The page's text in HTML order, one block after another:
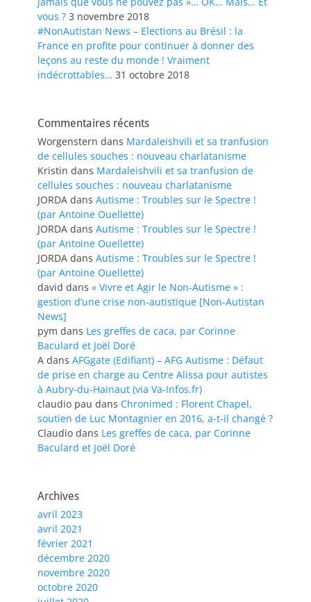
vous ? 3 novembre 2018
#NonAutistan News – Elections au Brésil : la
France en profite pour continuer à donner des
leçons au reste du monde ! Vraiment
indécrottables… 31 octobre 2018
Commentaires récents
Worgenstern dans Mardaleishvili et sa tranfusion
de cellules souches : nouveau charlatanisme
Kristin dans Mardaleishvili et sa tranfusion de
cellules souches : nouveau charlatanisme
JORDA dans Autisme : Troubles sur le Spectre !
(par Antoine Ouellette)
JORDA dans Autisme : Troubles sur le Spectre !
(par Antoine Ouellette)
JORDA dans Autisme : Troubles sur le Spectre !
(par Antoine Ouellette)
david dans « Vivre et Agir le Non-Autisme » :
gestion d’une crise non-autistique [Non-Autistan
News]
pym dans Les greffes de caca, par Corinne
Baculard et Joël Doré
A dans AFGgate (Edifiant) – AFG Autisme : Défaut
de prise en charge au Centre Alissa pour autistes
à Aubry-du-Hainaut (via Va-Infos.fr)
claudio pau dans Chronimed : Florent Chapel,
soutien de Luc Montagnier en 2016, a-t-il changé ?
Claudio dans Les greffes de caca, par Corinne
Baculard et Joël Doré
Archives
avril 2023
avril 2021
février 2021
décembre 2020
novembre 2020
octobre 2020